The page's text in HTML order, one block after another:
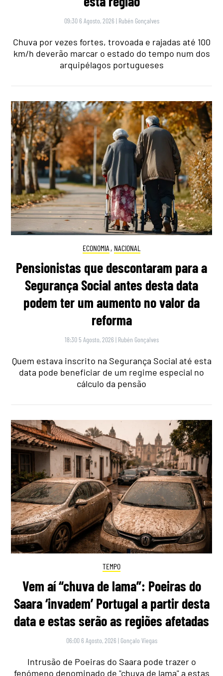
09:30 6 Agosto, 2026 | Rubén Gonçalves
Chuva por vezes fortes, trovoada e rajadas até 100
km/h deverão marcar o estado do tempo num dos
arquipélagos portugueses
ECONOMIA , NACIONAL
Pensionistas que descontaram para a
Segurança Social antes desta data
podem ter um aumento no valor da
reforma
18:30 5 Agosto, 2026 | Rubén Gonçalves
Quem estava inscrito na Segurança Social até esta
data pode beneficiar de um regime especial no
cálculo da pensão
TEMPO
Vem aí “chuva de lama”: Poeiras do
Saara ‘invadem’ Portugal a partir desta
data e estas serão as regiões afetadas
06:00 6 Agosto, 2026 | Gonçalo Viegas
Intrusão de Poeiras do Saara pode trazer o
fenómeno denominado de "chuva de lama" a estas